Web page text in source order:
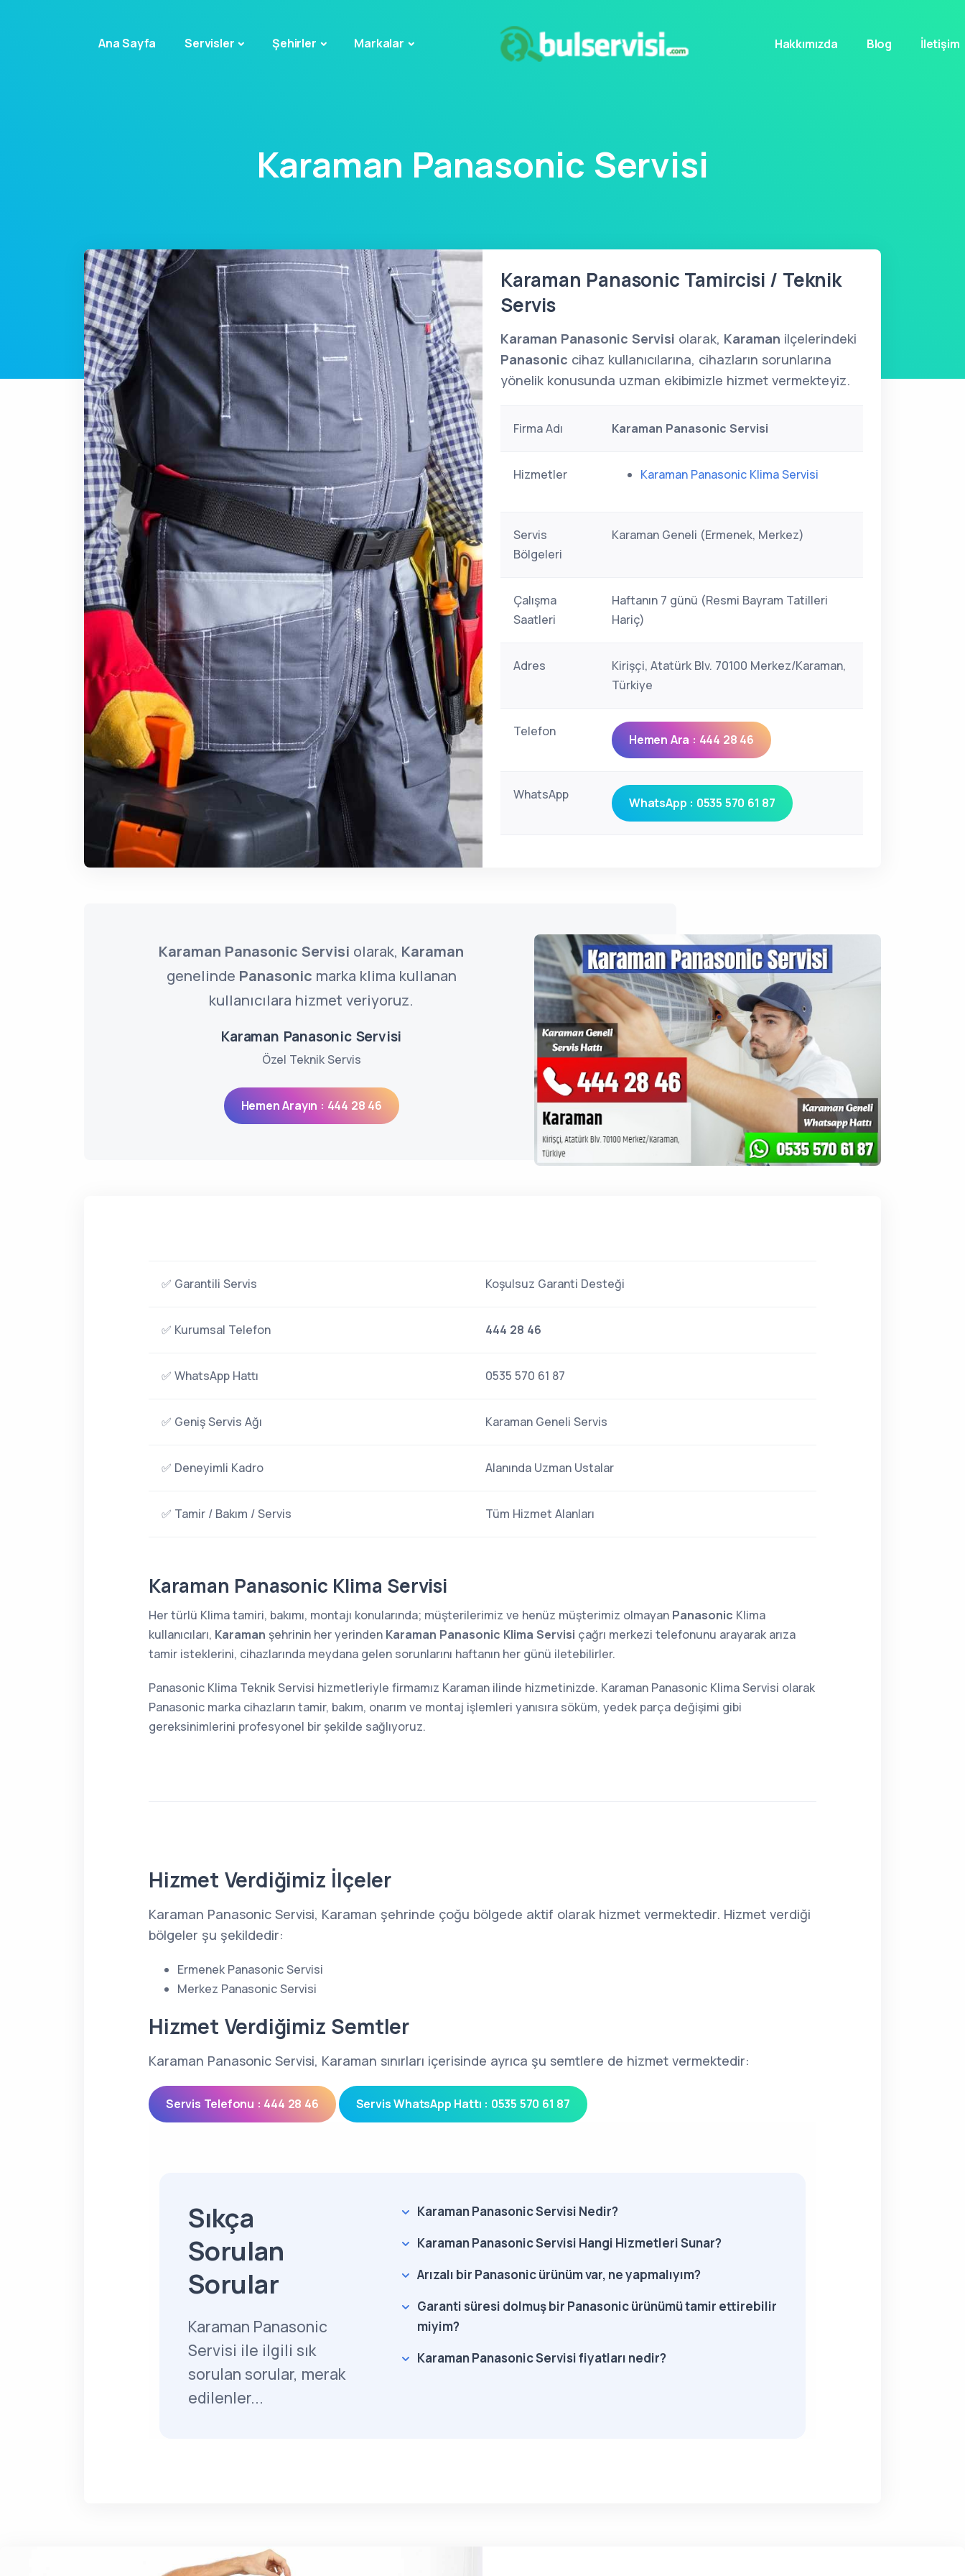
Ana Sayfa Servisler Şehirler Markalar Hakkımızda Blog İletişim
Karaman Panasonic Servisi
Karaman Panasonic Tamircisi / Teknik
Servis
Karaman Panasonic Servisi olarak, Karaman ilçelerindeki
Panasonic cihaz kullanıcılarına, cihazların sorunlarına
yönelik konusunda uzman ekibimizle hizmet vermekteyiz.
Firma Adı Karaman Panasonic Servisi
Hizmetler Karaman Panasonic Klima Servisi
Servis
Bölgeleri
Karaman Geneli (Ermenek, Merkez)
Çalışma
Saatleri
Haftanın 7 günü (Resmi Bayram Tatilleri
Hariç)
Adres
Kirişçi, Atatürk Blv. 70100 Merkez/Karaman,
Türkiye
Telefon
Hemen Ara : 444 28 46
WhatsApp
WhatsApp : 0535 570 61 87
Karaman Panasonic Servisi olarak, Karaman
genelinde Panasonic marka klima kullanan
kullanıcılara hizmet veriyoruz.
Karaman Panasonic Servisi
Özel Teknik Servis
Hemen Arayın : 444 28 46
✅ Garantili Servis Koşulsuz Garanti Desteği
✅ Kurumsal Telefon 444 28 46
✅ WhatsApp Hattı 0535 570 61 87
✅ Geniş Servis Ağı Karaman Geneli Servis
✅ Deneyimli Kadro Alanında Uzman Ustalar
✅ Tamir / Bakım / Servis Tüm Hizmet Alanları
Karaman Panasonic Klima Servisi
Her türlü Klima tamiri, bakımı, montajı konularında; müşterilerimiz ve henüz müşterimiz olmayan Panasonic Klima
kullanıcıları, Karaman şehrinin her yerinden Karaman Panasonic Klima Servisi çağrı merkezi telefonunu arayarak arıza
tamir isteklerini, cihazlarında meydana gelen sorunlarını haftanın her günü iletebilirler.
Panasonic Klima Teknik Servisi hizmetleriyle firmamız Karaman ilinde hizmetinizde. Karaman Panasonic Klima Servisi olarak
Panasonic marka cihazların tamir, bakım, onarım ve montaj işlemleri yanısıra söküm, yedek parça değişimi gibi
gereksinimlerini profesyonel bir şekilde sağlıyoruz.
Hizmet Verdiğimiz İlçeler
Karaman Panasonic Servisi, Karaman şehrinde çoğu bölgede aktif olarak hizmet vermektedir. Hizmet verdiği
bölgeler şu şekildedir:
Ermenek Panasonic Servisi
Merkez Panasonic Servisi
Hizmet Verdiğimiz Semtler
Karaman Panasonic Servisi, Karaman sınırları içerisinde ayrıca şu semtlere de hizmet vermektedir:
Servis Telefonu : 444 28 46 Servis WhatsApp Hattı : 0535 570 61 87
Sıkça
Sorulan
Sorular
Karaman Panasonic
Servisi ile ilgili sık
sorulan sorular, merak
edilenler...
Karaman Panasonic Servisi Nedir?
Karaman Panasonic Servisi Hangi Hizmetleri Sunar?
Arızalı bir Panasonic ürünüm var, ne yapmalıyım?
Garanti süresi dolmuş bir Panasonic ürünümü tamir ettirebilir
miyim?
Karaman Panasonic Servisi fiyatları nedir?